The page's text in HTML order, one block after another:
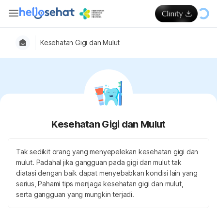
Kesehatan Gigi dan Mulut
Kesehatan Gigi dan Mulut
Tak sedikit orang yang menyepelekan kesehatan gigi dan
mulut. Padahal jika gangguan pada gigi dan mulut tak
diatasi dengan baik dapat menyebabkan kondisi lain yang
serius, Pahami tips menjaga kesehatan gigi dan mulut,
serta gangguan yang mungkin terjadi.